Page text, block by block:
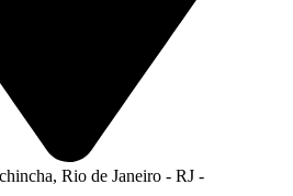
Rio de Janeiro - RJ -